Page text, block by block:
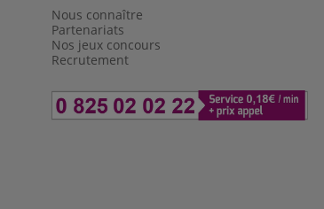
Nous connaître
Partenariats
Nos jeux concours
Recrutement